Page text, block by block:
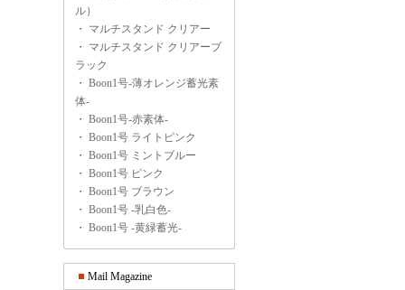
ル）
・ マルチスタンド クリアー
・ マルチスタンド クリアーブ
ラック
・ Boon1号-薄オレンジ蓄光素
体-
・ Boon1号-赤素体-
・ Boon1号 ライトピンク
・ Boon1号 ミントブルー
・ Boon1号 ピンク
・ Boon1号 ブラウン
・ Boon1号 -乳白色-
・ Boon1号 -黄緑蓄光-
Mail Magazine